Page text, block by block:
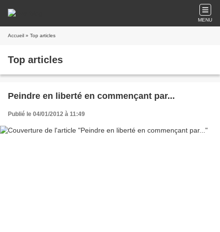
MENU
Accueil » Top articles
Top articles
Peindre en liberté en commençant par...
Publié le 04/01/2012 à 11:49